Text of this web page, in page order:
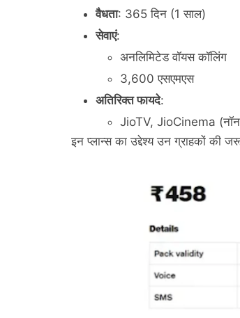
वैधता: 365 दिन (1 साल)
सेवाएं:
अनलिमिटेड वॉयस कॉलिंग
3,600 एसएमएस
अतिरिक्त फायदे:
JioTV, JioCinema
इन प्लान्स का उद्देश्य उन ग्राहकों की